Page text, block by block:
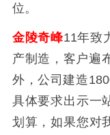
位。
金陵奇峰11年致
产制造，客户遍
外，公司建造
具体要求出示一
划算，如果您对